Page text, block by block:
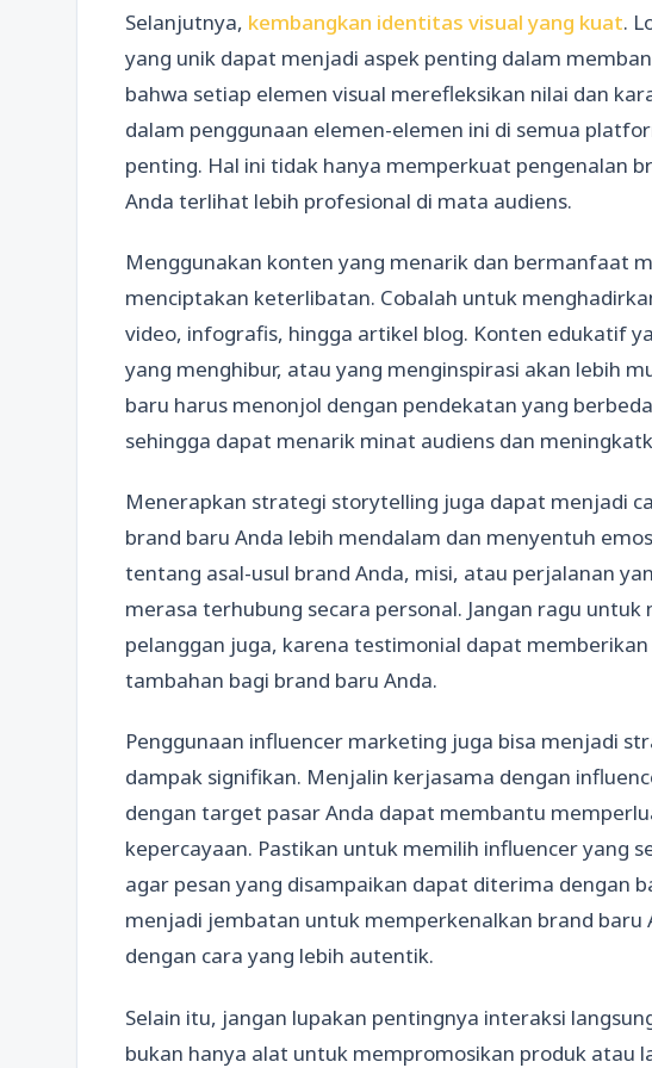
Selanjutnya, kembangkan identitas visual yang kuat.
yang unik dapat menjadi aspek penting dalam
bahwa setiap elemen visual merefleksikan nilai dan
dalam penggunaan elemen-elemen ini di semua
penting. Hal ini tidak hanya memperkuat pengenalan
Anda terlihat lebih profesional di mata audiens.
Menggunakan konten yang menarik dan bermanfaat
menciptakan keterlibatan. Cobalah untuk
video, infografis, hingga artikel blog. Konten edukatif
yang menghibur, atau yang menginspirasi akan lebih
baru harus menonjol dengan pendekatan yang
sehingga dapat menarik minat audiens dan
Menerapkan strategi storytelling juga dapat menjadi
brand baru Anda lebih mendalam dan menyentuh
tentang asal-usul brand Anda, misi, atau perjalanan
merasa terhubung secara personal. Jangan ragu
pelanggan juga, karena testimonial dapat
tambahan bagi brand baru Anda.
Penggunaan influencer marketing juga bisa menjadi
dampak signifikan. Menjalin kerjasama dengan
dengan target pasar Anda dapat membantu
kepercayaan. Pastikan untuk memilih influencer yang
agar pesan yang disampaikan dapat diterima dengan
menjadi jembatan untuk memperkenalkan brand baru
dengan cara yang lebih autentik.
Selain itu, jangan lupakan pentingnya interaksi
bukan hanya alat untuk mempromosikan produk atau